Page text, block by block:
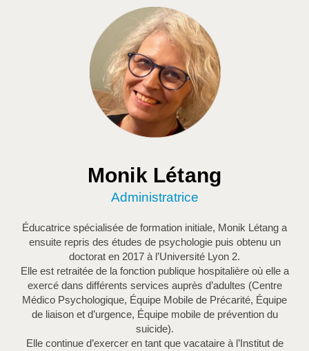
Monik Létang
Administratrice
Éducatrice spécialisée de formation initiale, Monik Létang a
ensuite repris des études de psychologie puis obtenu un
doctorat en 2017 à l’Université Lyon 2.
Elle est retraitée de la fonction publique hospitalière où elle a
exercé dans différents services auprès d’adultes (Centre
Médico Psychologique, Équipe Mobile de Précarité, Équipe
de liaison et d’urgence, Équipe mobile de prévention du
suicide).
Elle continue d’exercer en tant que vacataire à l’Institut de